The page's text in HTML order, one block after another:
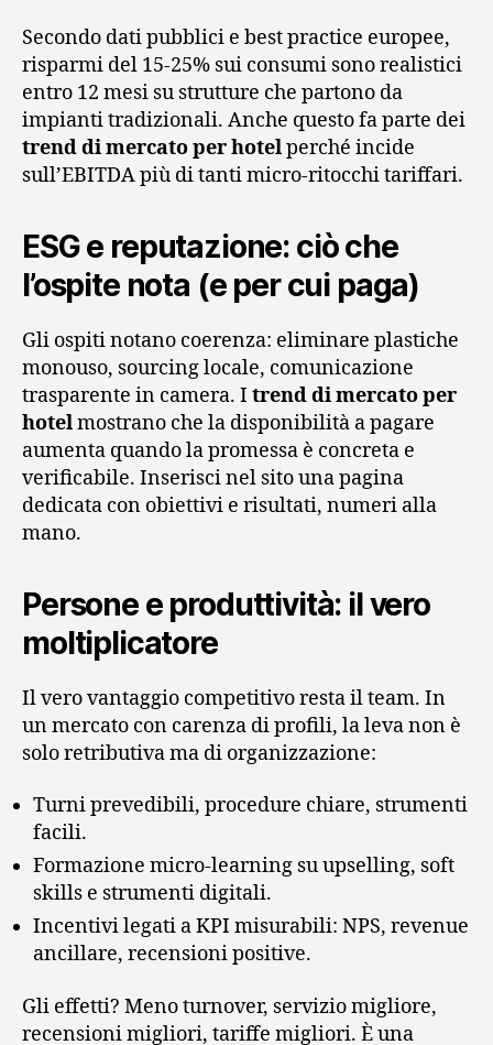
Secondo dati pubblici e best practice europee,
risparmi del 15-25% sui consumi sono realistici
entro 12 mesi su strutture che partono da
impianti tradizionali. Anche questo fa parte dei
trend di mercato per hotelperché incide
sull’EBITDA più di tanti micro-ritocchi tariffari.
ESG e reputazione: ciò che
l’ospite nota (e per cui paga)
Gli ospiti notano coerenza: eliminare plastiche
monouso, sourcing locale, comunicazione
trasparente in camera. I trend di mercato per
hotelmostrano che la disponibilità a pagare
aumenta quando la promessa è concreta e
verificabile. Inserisci nel sito una pagina
dedicata con obiettivi e risultati, numeri alla
mano.
Persone e produttività: il vero
moltiplicatore
Il vero vantaggio competitivo resta il team. In
un mercato con carenza di profili, la leva non è
solo retributiva ma di organizzazione:
Turni prevedibili, procedure chiare, strumenti
facili.
Formazione micro-learning su upselling, soft
skills e strumenti digitali.
Incentivi legati a KPI misurabili: NPS, revenue
ancillare, recensioni positive.
Gli effetti? Meno turnover, servizio migliore,
recensioni migliori, tariffe migliori. È una